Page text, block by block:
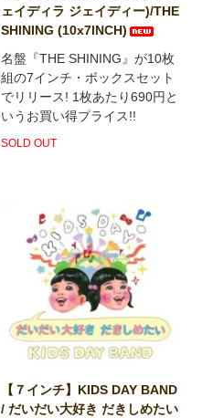
ェイディラ ジェイディー)/THE
SHINING (10x7INCH)
名盤『THE SHINING』が10枚
組の7インチ・ボックスセット
でリリース! 1枚あたり690円と
いうお買い得プライス!!
SOLD OUT
【７インチ】KIDS DAY BAND
/ だいだい大好き だきしめたい